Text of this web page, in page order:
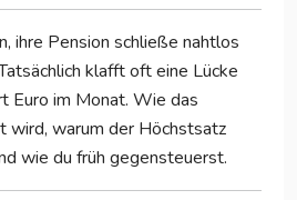
ihre Pension schließe nahtlos
klafft oft eine Lücke
Euro im Monat. Wie das
wird, warum der Höchstsatz
wie du früh gegensteuerst.